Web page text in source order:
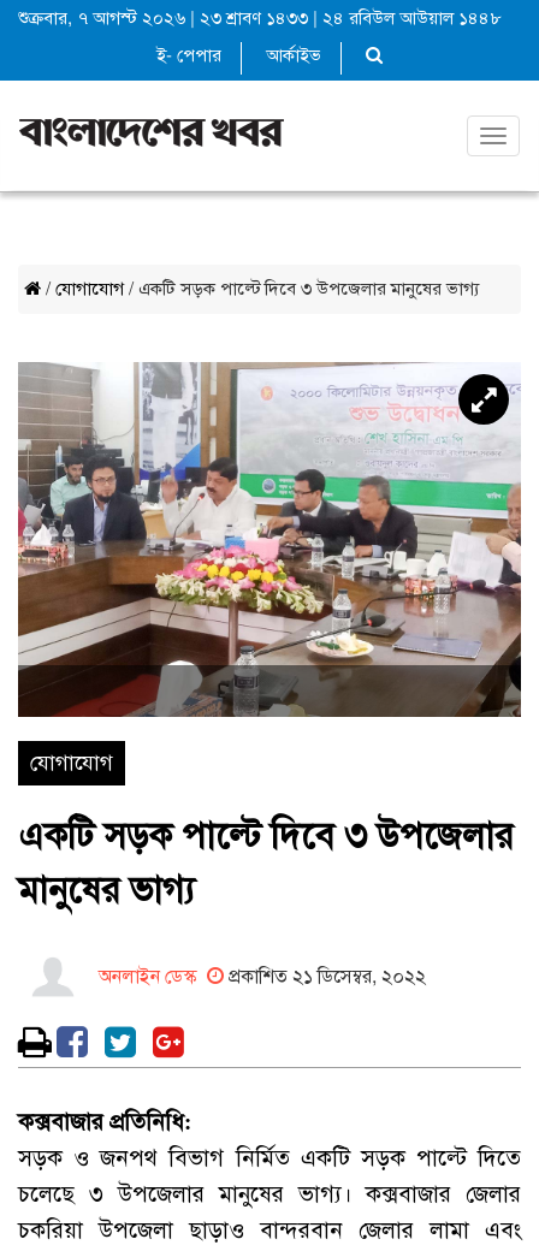
শুক্রবার, ৭ আগস্ট ২০২৬ | ২৩ শ্রাবণ ১৪৩৩ | ২৪ রবিউল আউয়াল ১৪৪৮
ই- পেপার
আর্কাইভ
/ যোগাযোগ/ একটি সড়ক পাল্টে দিবে ৩ উপজেলার মানুষের ভাগ্য
যোগাযোগ
একটি সড়ক পাল্টে দিবে ৩ উপজেলার
মানুষের ভাগ্য
অনলাইন ডেস্ক প্রকাশিত ২১ ডিসেম্বর, ২০২২
কক্সবাজার প্রতিনিধি:
সড়ক ও জনপথ বিভাগ নির্মিত একটি সড়ক পাল্টে দিতে
চলেছে ৩ উপজেলার মানুষের ভাগ্য। কক্সবাজার জেলার
চকরিয়া উপজেলা ছাড়াও বান্দরবান জেলার লামা এবং